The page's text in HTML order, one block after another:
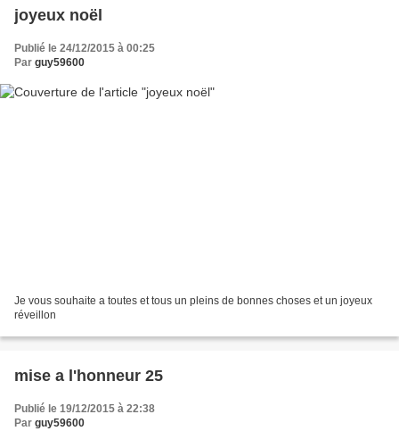
joyeux noël
Publié le 24/12/2015 à 00:25
Par guy59600
Je vous souhaite a toutes et tous un pleins de bonnes choses et un joyeux
réveillon
mise a l'honneur 25
Publié le 19/12/2015 à 22:38
Par guy59600